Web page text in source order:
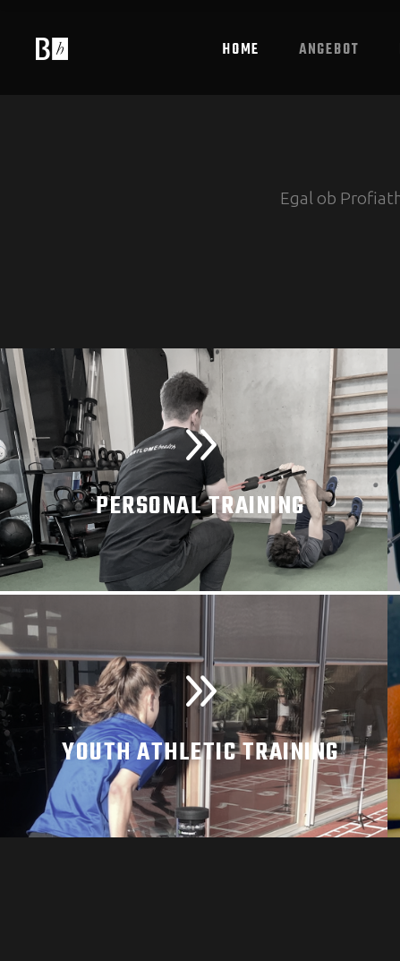
HOME ANGEBOT
Egal ob
PERSONAL TRAINING
MEHR INFORMATIONEN
YOUTH ATHLETIC TRAINING
MEHR INFORMATIONEN